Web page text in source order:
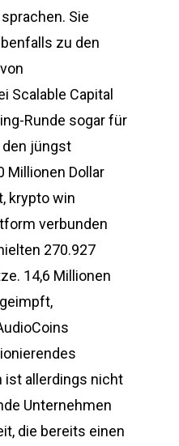
Sie
zu den
Scalable Capital
Runde sogar für
den jüngst
Millionen Dollar
krypto win
verbunden
270.927
14,6 Millionen
ist allerdings nicht
Unternehmen
die bereits einen